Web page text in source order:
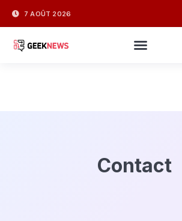
7 AOÛT 2026
Contact